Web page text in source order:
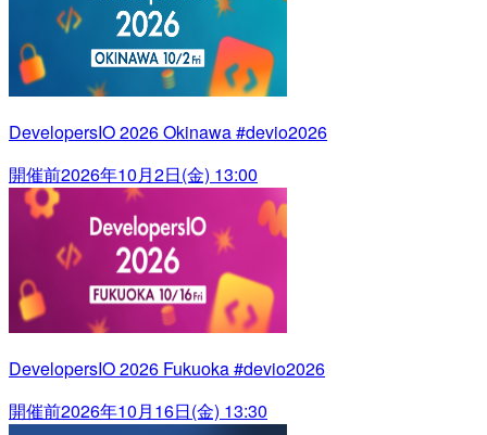
DevelopersIO 2026 Okinawa #devio2026
開催前2026年10月2日(金) 13:00
DevelopersIO 2026 Fukuoka #devio2026
開催前2026年10月16日(金) 13:30